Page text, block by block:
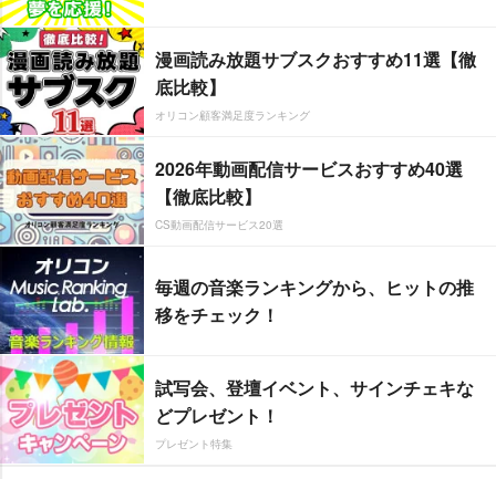
漫画読み放題サブスクおすすめ11選【徹
底比較】
オリコン顧客満足度ランキング
2026年動画配信サービスおすすめ40選
【徹底比較】
CS動画配信サービス20選
毎週の音楽ランキングから、ヒットの推
移をチェック！
試写会、登壇イベント、サインチェキな
どプレゼント！
プレゼント特集